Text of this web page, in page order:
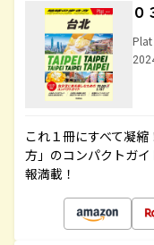
Plat
これ１冊にすべて凝
方」のコンパクトガ
報満載！